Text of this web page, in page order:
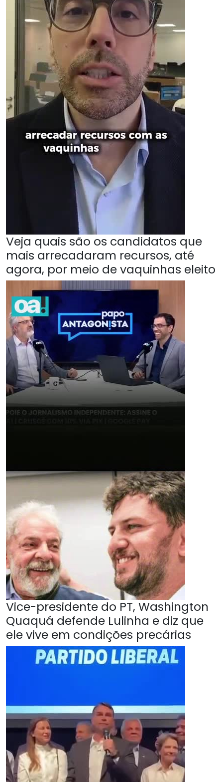
Veja quais são os candidatos que
mais arrecadaram recursos, até
agora, por meio de vaquinhas eleito
Vice-presidente do PT, Washington
Quaquá defende Lulinha e diz que
ele vive em condições precárias